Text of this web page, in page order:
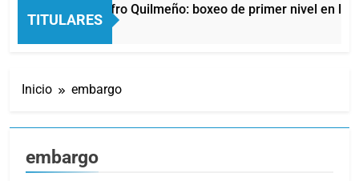
TITULARES
noche del Afro Quilmeño: boxeo de primer nivel en la sede
Horas Atrás
Inicio embargo
embargo